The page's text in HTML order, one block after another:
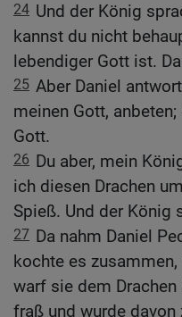
24 Und der König
kannst du nicht
lebendiger Gott ist.
25 Aber Daniel
meinen Gott,
Gott.
26 Du aber, mein
ich diesen Drachen
Spieß. Und der König
27 Da nahm Daniel
kochte es
warf sie dem
fraß und wurde davon